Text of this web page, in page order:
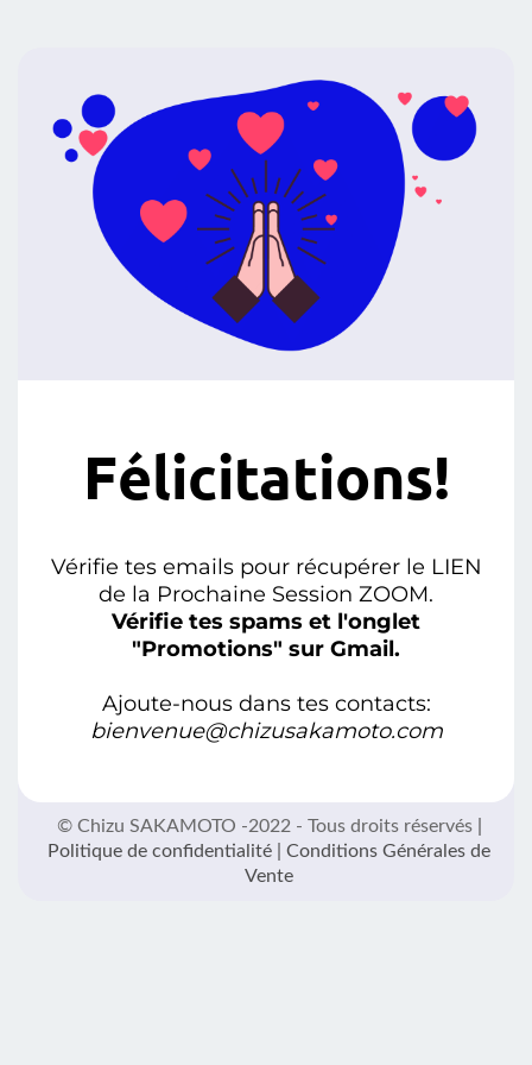
Félicitations!
Vérifie tes emails pour récupérer le LIEN
de la Prochaine Session ZOOM.
Vérifie tes spams et l'onglet
"Promotions" sur Gmail.
Ajoute-nous dans tes contacts:
bienvenue@chizusakamoto.com
© Chizu SAKAMOTO -2022 - Tous droits réservés|
Politique de confidentialité
Conditions Générales de
Vente